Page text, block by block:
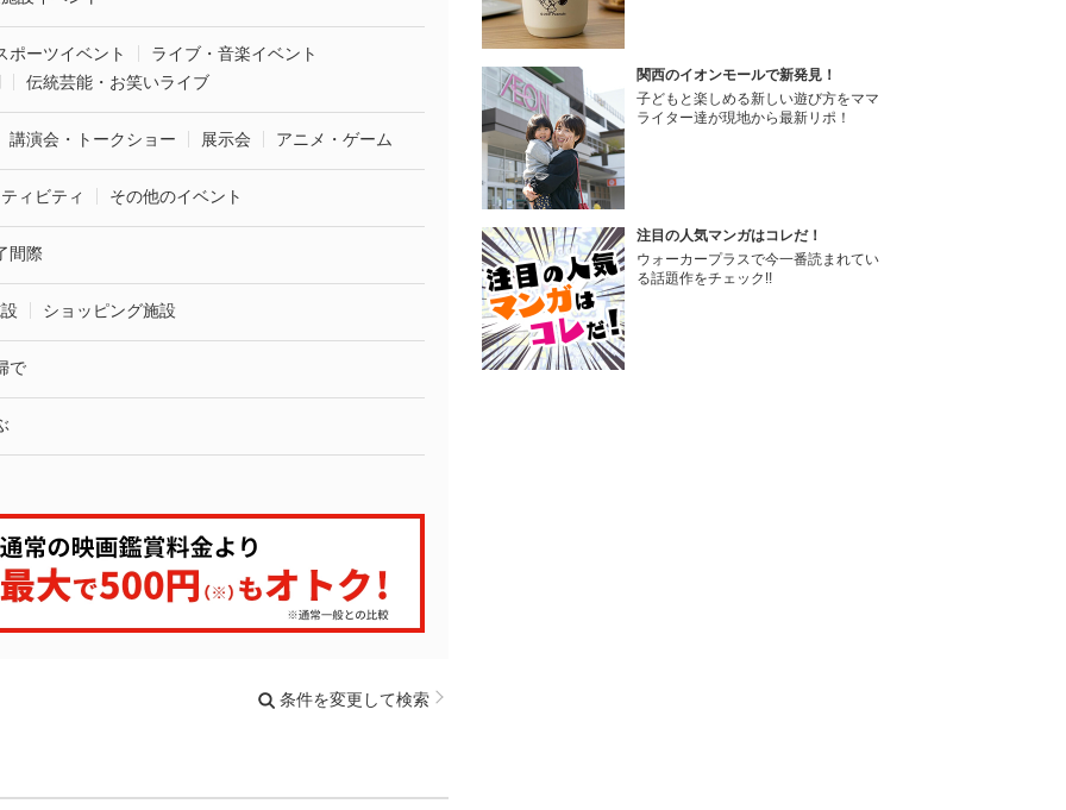
ポーツイベント
ライブ・音楽イベント
伝統芸能・お笑いライブ
講演会・トークショー 展示会 アニメ・ゲーム
ィビティ その他のイベント
間際
ショッピング施設
で
条件を変更して検索
関西のイオンモールで新発見！
子どもと楽しめる新しい遊び方をママ
ライター達が現地から最新リポ！
注目の人気マンガはコレだ！
ウォーカープラスで今一番読まれてい
る話題作をチェック!!